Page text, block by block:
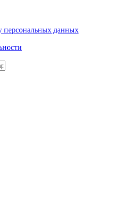
персональных данных